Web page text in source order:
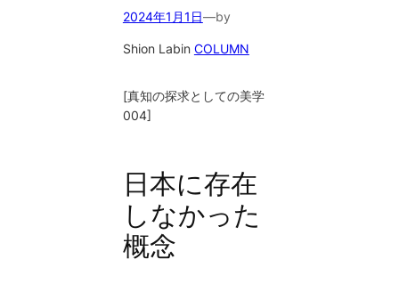
2024年1月1日—by
Shion Labin COLUMN
[真知の探求としての美学
004]
日本に存在
しなかった
概念